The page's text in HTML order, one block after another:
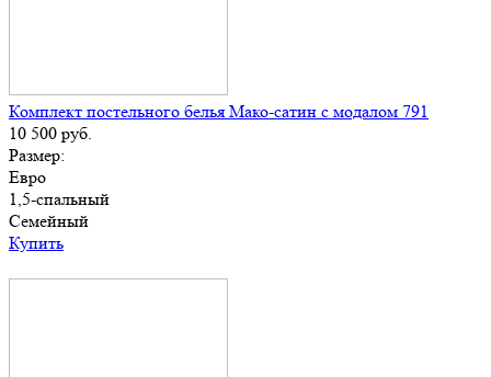
Комплект постельного белья Мако-сатин с модалом 791
10 500 руб.
Размер:
Евро
1,5-спальный
Семейный
Купить